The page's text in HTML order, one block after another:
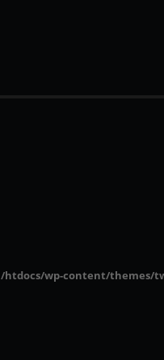
/htdocs/wp-content/themes/